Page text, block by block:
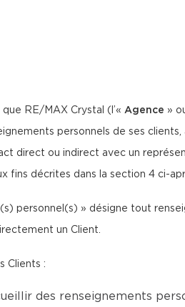
RE/MAX Crystal (l’« Agence »
personnels de ses
direct ou indirect avec un
fins décrites dans la section 4 ci-
personnel(s) » désigne tout
un Client.
Clients :
des renseignements